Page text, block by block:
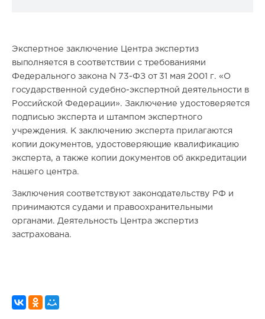
Экспертное заключение Центра экспертиз
выполняется в соответствии с требованиями
Федерального закона N 73-ФЗ от 31 мая 2001 г. «О
государственной судебно-экспертной деятельности в
Российской Федерации». Заключение удостоверяется
подписью эксперта и штампом экспертного
учреждения. К заключению эксперта прилагаются
копии документов, удостоверяющие квалификацию
эксперта, а также копии документов об аккредитации
нашего центра.
Заключения соответствуют законодательству РФ и
принимаются судами и правоохранительными
органами. Деятельность Центра экспертиз
застрахована.